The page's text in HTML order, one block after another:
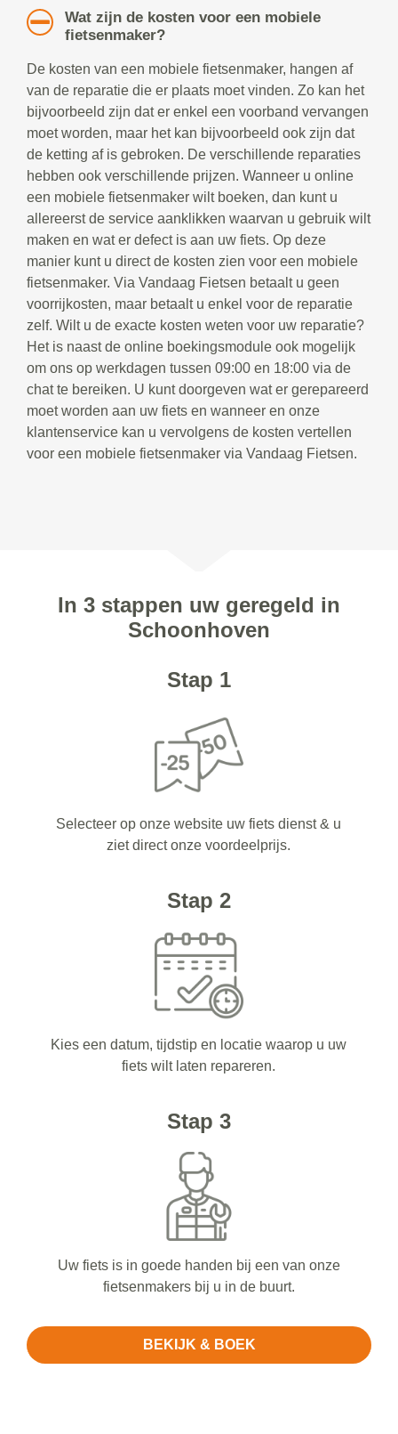
Wat zijn de kosten voor een mobiele
fietsenmaker?
De kosten van een mobiele fietsenmaker, hangen af
van de reparatie die er plaats moet vinden. Zo kan het
bijvoorbeeld zijn dat er enkel een voorband vervangen
moet worden, maar het kan bijvoorbeeld ook zijn dat
de ketting af is gebroken. De verschillende reparaties
hebben ook verschillende prijzen. Wanneer u online
een mobiele fietsenmaker wilt boeken, dan kunt u
allereerst de service aanklikken waarvan u gebruik wilt
maken en wat er defect is aan uw fiets. Op deze
manier kunt u direct de kosten zien voor een mobiele
fietsenmaker. Via Vandaag Fietsen betaalt u geen
voorrijkosten, maar betaalt u enkel voor de reparatie
zelf. Wilt u de exacte kosten weten voor uw reparatie?
Het is naast de online boekingsmodule ook mogelijk
om ons op werkdagen tussen 09:00 en 18:00 via de
chat te bereiken. U kunt doorgeven wat er gerepareerd
moet worden aan uw fiets en wanneer en onze
klantenservice kan u vervolgens de kosten vertellen
voor een mobiele fietsenmaker via Vandaag Fietsen.
In 3 stappen uw geregeld in
Schoonhoven
Stap 1
Selecteer op onze website uw fiets dienst & u
ziet direct onze voordeelprijs.
Stap 2
Kies een datum, tijdstip en locatie waarop u uw
fiets wilt laten repareren.
Stap 3
Uw fiets is in goede handen bij een van onze
fietsenmakers bij u in de buurt.
BEKIJK & BOEK